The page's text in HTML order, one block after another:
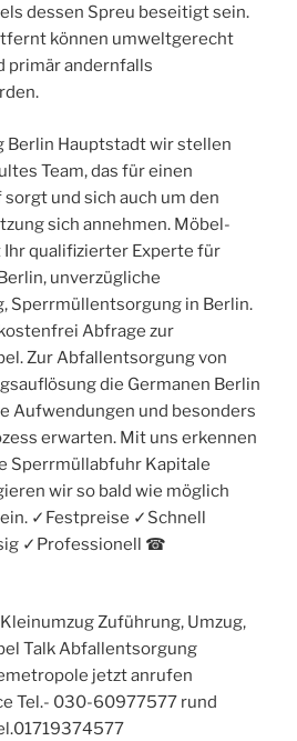
dessen Spreu beseitigt sein.
können umweltgerecht
primär andernfalls
Hauptstadt wir stellen
Team, das für einen
und sich auch um den
sich annehmen. Möbel-
qualifizierter Experte für
unverzügliche
Sperrmüllentsorgung in Berlin.
Abfrage zur
Zur Abfallentsorgung von
die Germanen Berlin
Aufwendungen und besonders
erwarten. Mit uns erkennen
Sperrmüllabfuhr Kapitale
wir so bald wie möglich
✓Festpreise ✓Schnell
✓Professionell ☎︎
Zuführung, Umzug,
Talk Abfallentsorgung
jetzt anrufen
Tel.- 030-60977577 rund